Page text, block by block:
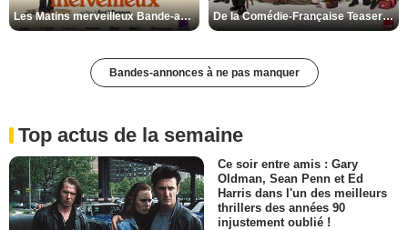
Les Matins merveilleux Bande-annonce VF De la Comédie-Française Teaser VF
Bandes-annonces à ne pas manquer
Top actus de la semaine
Ce soir entre amis : Gary
Oldman, Sean Penn et Ed
Harris dans l'un des meilleurs
thrillers des années 90
injustement oublié !